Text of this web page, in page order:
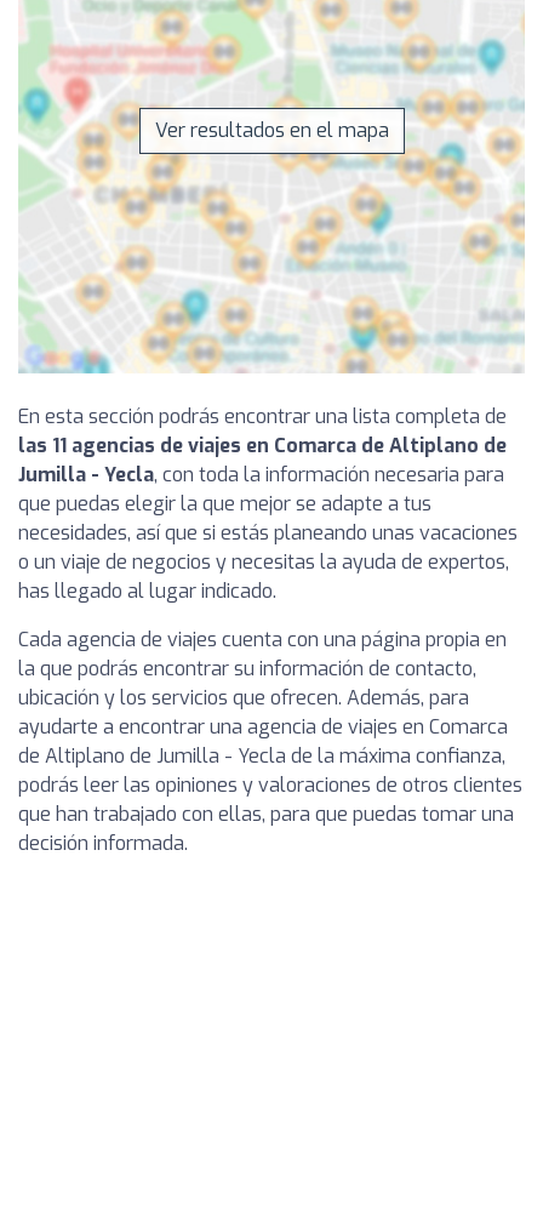
Ver resultados en el mapa
En esta sección podrás encontrar una lista completa de
las 11 agencias de viajes en Comarca de Altiplano de
Jumilla - Yecla, con toda la información necesaria para
que puedas elegir la que mejor se adapte a tus
necesidades, así que si estás planeando unas vacaciones
o un viaje de negocios y necesitas la ayuda de expertos,
has llegado al lugar indicado.
Cada agencia de viajes cuenta con una página propia en
la que podrás encontrar su información de contacto,
ubicación y los servicios que ofrecen. Además, para
ayudarte a encontrar una agencia de viajes en Comarca
de Altiplano de Jumilla - Yecla de la máxima confianza,
podrás leer las opiniones y valoraciones de otros clientes
que han trabajado con ellas, para que puedas tomar una
decisión informada.